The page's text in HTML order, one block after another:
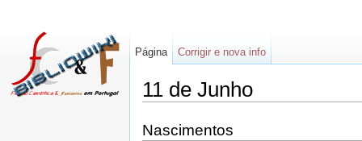
11 de Junho
Nascimentos
Página Corrigir e nova info